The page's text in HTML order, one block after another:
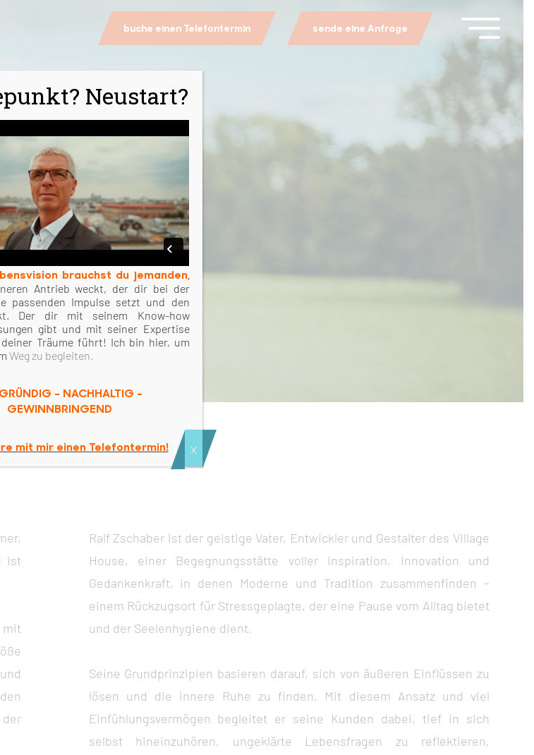
buche einen Telefontermin sende eine Anfrage
Zschaber
- Mentor - Buchautor
Biografie
ist
mit
Ralf Zschaber ist der geistige Vater, Entwickler und Gestalter des Village
House, einer Begegnungsstätte voller Inspiration, Innovation und
Gedankenkraft, in denen Moderne und Tradition zusammenfinden –
einem Rückzugsort für Stressgeplagte, der eine Pause vom Alltag bietet
und der Seelenhygiene dient.
Seine Grundprinzipien basieren darauf, sich von äußeren Einflüssen zu
lösen und die innere Ruhe zu finden. Mit diesem Ansatz und viel
Einfühlungsvermögen begleitet er seine Kunden dabei, tief in sich
selbst hineinzuhören, ungeklärte Lebensfragen zu reflektieren,
Neustart?
brauchst du jemanden,
Antrieb weckt, der dir bei der
passenden Impulse setzt und den
Der dir mit seinem Know-how
gibt und mit seiner Expertise
Träume führt! Ich bin hier, um
Weg zu begleiten.
– NACHHALTIG –
GEWINNBRINGEND
mit mir einen Telefontermin! x